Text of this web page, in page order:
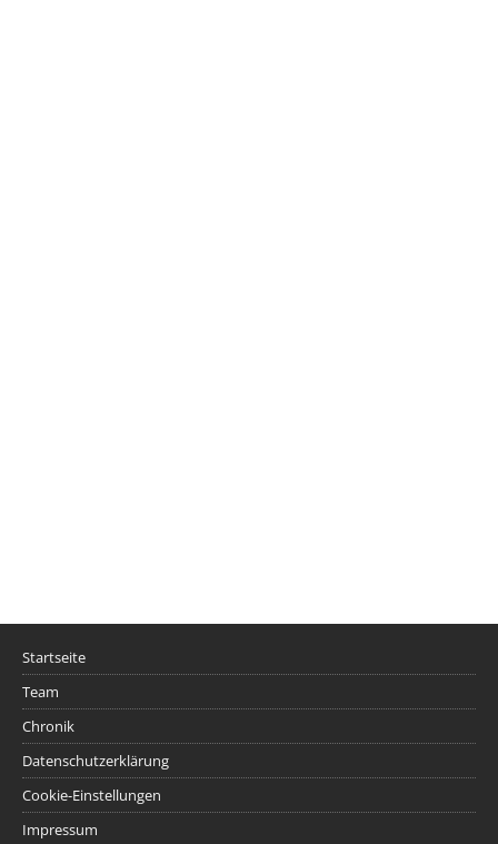
Startseite
Team
Chronik
Datenschutzerklärung
Cookie-Einstellungen
Impressum